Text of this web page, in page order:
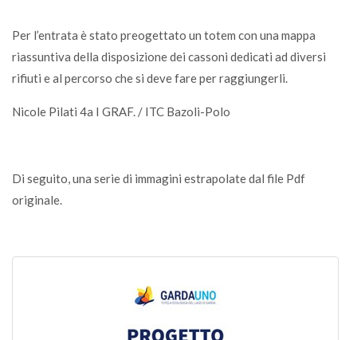
Per l’entrata è stato preogettato un totem con una mappa
riassuntiva della disposizione dei cassoni dedicati ad diversi
rifiuti e al percorso che si deve fare per raggiungerli.
Nicole Pilati 4a I GRAF. / ITC Bazoli-Polo
Di seguito, una serie di immagini estrapolate dal file Pdf
originale.